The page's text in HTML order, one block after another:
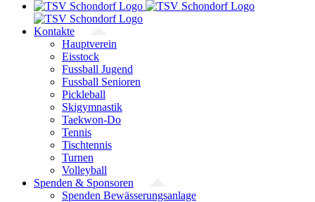
Kontakte
Hauptverein
Eisstock
Fussball Jugend
Fussball Senioren
Pickleball
Skigymnastik
Taekwon-Do
Tennis
Tischtennis
Turnen
Volleyball
Spenden & Sponsoren
Spenden Bewässerungsanlage